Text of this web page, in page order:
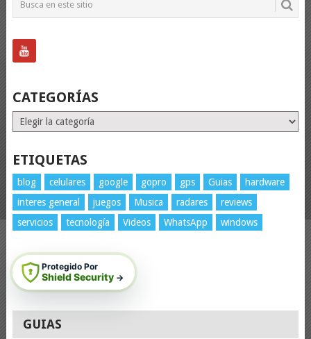
CATEGORÍAS
Categorías
ETIQUETAS
blog celulares google gopro gps Guias
hardware
interes general
juegos Musica radares
reviews
servicios
tecnología Videos WhatsApp windows
Protegido Por
Shield Security →
GUIAS